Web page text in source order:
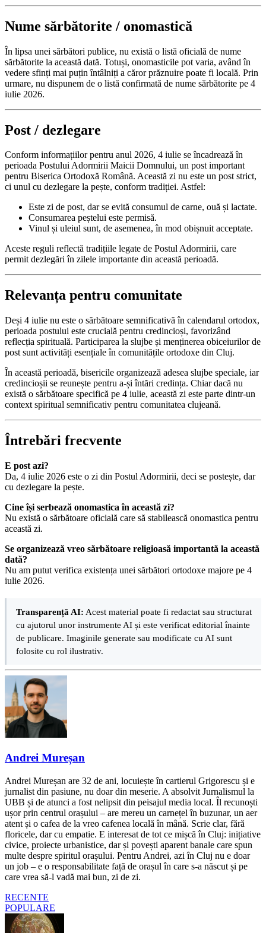
Nume sărbătorite / onomastică
În lipsa unei sărbători publice, nu există o listă oficială de nume
sărbătorite la această dată. Totuși, onomasticile pot varia, având în
vedere sfinți mai puțin întâlniți a căror prăznuire poate fi locală. Prin
urmare, nu dispunem de o listă confirmată de nume sărbătorite pe 4
iulie 2026.
Post / dezlegare
Conform informațiilor pentru anul 2026, 4 iulie se încadrează în
perioada Postului Adormirii Maicii Domnului, un post important
pentru Biserica Ortodoxă Română. Această zi nu este un post strict,
ci unul cu dezlegare la pește, conform tradiției. Astfel:
Este zi de post, dar se evită consumul de carne, ouă și lactate.
Consumarea peștelui este permisă.
Vinul și uleiul sunt, de asemenea, în mod obișnuit acceptate.
Aceste reguli reflectă tradițiile legate de Postul Adormirii, care
permit dezlegări în zilele importante din această perioadă.
Relevanța pentru comunitate
Deși 4 iulie nu este o sărbătoare semnificativă în calendarul ortodox,
perioada postului este crucială pentru credincioși, favorizând
reflecția spirituală. Participarea la slujbe și menținerea obiceiurilor de
post sunt activități esențiale în comunitățile ortodoxe din Cluj.
În această perioadă, bisericile organizează adesea slujbe speciale, iar
credincioșii se reunește pentru a-și întări credința. Chiar dacă nu
există o sărbătoare specifică pe 4 iulie, această zi este parte dintr-un
context spiritual semnificativ pentru comunitatea clujeană.
Întrebări frecvente
E post azi?
Da, 4 iulie 2026 este o zi din Postul Adormirii, deci se postește, dar
cu dezlegare la pește.
Cine își serbează onomastica în această zi?
Nu există o sărbătoare oficială care să stabilească onomastica pentru
această zi.
Se organizează vreo sărbătoare religioasă importantă la această
dată?
Nu am putut verifica existența unei sărbători ortodoxe majore pe 4
iulie 2026.
Transparență AI: Acest material poate fi redactat sau structurat
cu ajutorul unor instrumente AI și este verificat editorial înainte
de publicare. Imaginile generate sau modificate cu AI sunt
folosite cu rol ilustrativ.
Andrei Mureșan
Andrei Mureșan are 32 de ani, locuiește în cartierul Grigorescu și e
jurnalist din pasiune, nu doar din meserie. A absolvit Jurnalismul la
UBB și de atunci a fost nelipsit din peisajul media local. Îl recunoști
ușor prin centrul orașului – are mereu un carnețel în buzunar, un aer
atent și o cafea de la vreo cafenea locală în mână. Scrie clar, fără
floricele, dar cu empatie. E interesat de tot ce mișcă în Cluj: inițiative
civice, proiecte urbanistice, dar și povești aparent banale care spun
multe despre spiritul orașului. Pentru Andrei, azi în Cluj nu e doar
un job – e o responsabilitate față de orașul în care s-a născut și pe
care vrea să-l vadă mai bun, zi de zi.
RECENTE
POPULARE